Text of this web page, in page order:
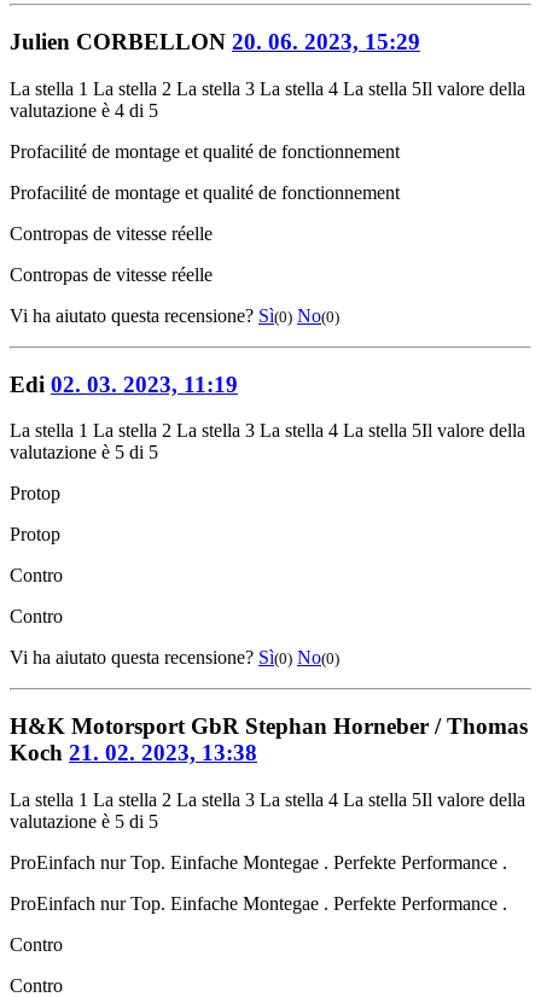
Julien CORBELLON 20. 06. 2023, 15:29
La stella 1 La stella 2 La stella 3 La stella 4 La stella 5Il valore della
valutazione è 4 di 5
Profacilité de montage et qualité de fonctionnement
Profacilité de montage et qualité de fonctionnement
Contropas de vitesse réelle
Contropas de vitesse réelle
Vi ha aiutato questa recensione? Sì(0) No(0)
Edi 02. 03. 2023, 11:19
La stella 1 La stella 2 La stella 3 La stella 4 La stella 5Il valore della
valutazione è 5 di 5
Protop
Protop
Contro
Contro
Vi ha aiutato questa recensione? Sì(0) No(0)
H&K Motorsport GbR Stephan Horneber / Thomas
Koch 21. 02. 2023, 13:38
La stella 1 La stella 2 La stella 3 La stella 4 La stella 5Il valore della
valutazione è 5 di 5
ProEinfach nur Top. Einfache Montegae . Perfekte Performance .
ProEinfach nur Top. Einfache Montegae . Perfekte Performance .
Contro
Contro